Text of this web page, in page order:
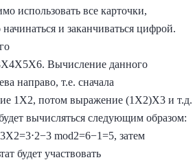
использовать все карточки,
и заканчиваться цифрой.
Вычисление данного
направо, т.е. сначала
1X2, потом выражение (1X2)X3 и т.д.
вычисляться следующим образом:
mod2=6−1=5, затем
будет участвовать